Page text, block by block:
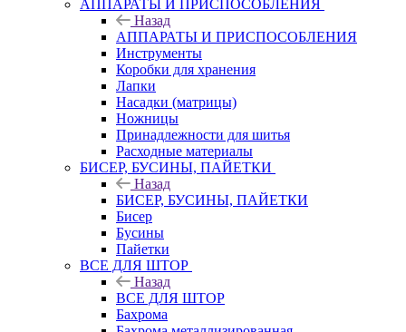
АППАРАТЫ И ПРИСПОСОБЛЕНИЯ
Назад
АППАРАТЫ И ПРИСПОСОБЛЕНИЯ
Инструменты
Коробки для хранения
Лапки
Насадки (матрицы)
Ножницы
Принадлежности для шитья
Расходные материалы
БИСЕР, БУСИНЫ, ПАЙЕТКИ
Назад
БИСЕР, БУСИНЫ, ПАЙЕТКИ
Бисер
Бусины
Пайетки
ВСЕ ДЛЯ ШТОР
Назад
ВСЕ ДЛЯ ШТОР
Бахрома